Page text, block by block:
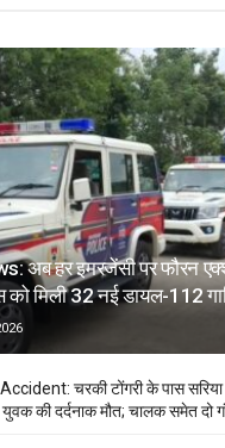
अब हर इमरजेंसी पर फौरन
को मिली 32 नई डायल-112
चरकी टोंगरी के पास
युवक की दर्दनाक मौत; चालक समेत दो